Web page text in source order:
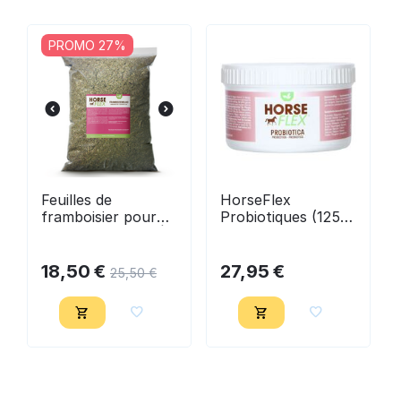
PROMO 27%
Feuilles de
framboisier pour
18,50 € 25,50 €
HorseFlex
Probiotiques (125
27,95 €